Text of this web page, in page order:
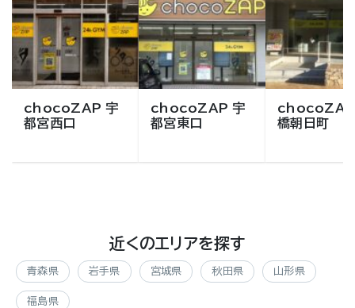
chocoZAP 宇
都宮西口
chocoZAP 宇
都宮東口
chocoZAP
橋朝日町
近くのエリアを探す
青森県 岩手県 宮城県 秋田県 山形県
福島県